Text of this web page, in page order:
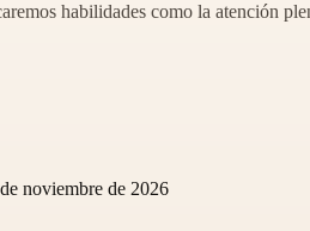
habilidades como la atención
noviembre de 2026